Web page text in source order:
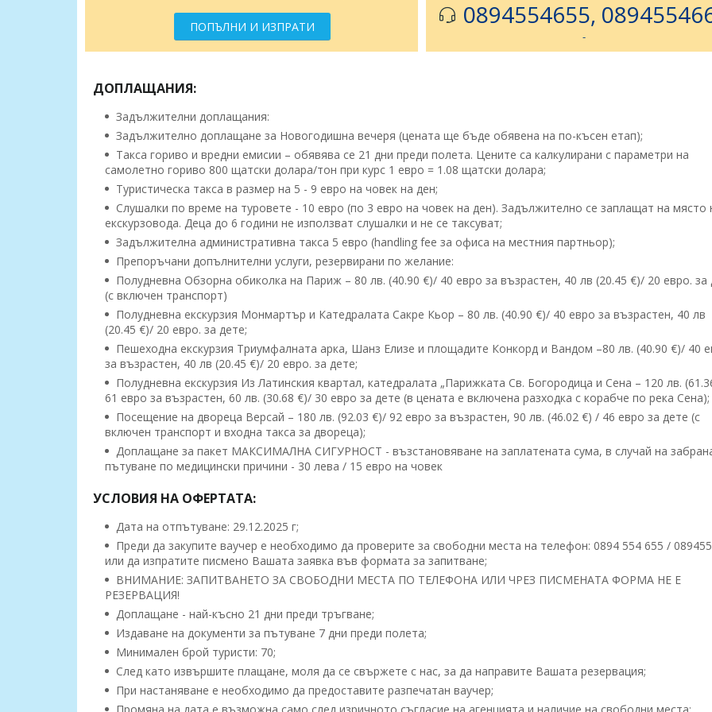
ПОПЪЛНИ И ИЗПРАТИ 0894554655,
-
ДОПЛАЩАНИЯ:
Задължителни доплащания:
Задължително доплащане за Новогодишна вечеря (цената ще бъде обявена на по-късен етап);
Такса гориво и вредни емисии – обявява се 21 дни преди полета. Цените са калкулирани с параметри на
самолетно гориво 800 щатски долара/тон при курс 1 евро = 1.08 щатски долара;
Туристическа такса в размер на 5 - 9 евро на човек на ден;
Слушалки по време на туровете - 10 евро (по 3 евро на човек на ден). Задължително се заплащат на място
екскурзовода. Деца до 6 години не използват слушалки и не се таксуват;
Задължителна административна такса 5 евро (handling fee за офиса на местния партньор);
Препоръчани допълнителни услуги, резервирани по желание:
Полудневна Обзорна обиколка на Париж – 80 лв. (40.90 €)/ 40 евро за възрастен, 40 лв (20.45 €)/ 20 евро. за
(с включен транспорт)
Полудневна екскурзия Монмартър и Катедралата Сакре Кьор – 80 лв. (40.90 €)/ 40 евро за възрастен, 40 лв
(20.45 €)/ 20 евро. за дете;
Пешеходна екскурзия Триумфалната арка, Шанз Елизе и площадите Конкорд и Вандом –80 лв. (40.90 €)/ 40
за възрастен, 40 лв (20.45 €)/ 20 евро. за дете;
Полудневна екскурзия Из Латинския квартал, катедралата „Парижката Св. Богородица и Сена – 120 лв.
61 евро за възрастен, 60 лв. (30.68 €)/ 30 евро за дете (в цената е включена разходка с корабче по река Сена);
Посещение на двореца Версай – 180 лв. (92.03 €)/ 92 евро за възрастен, 90 лв. (46.02 €) / 46 евро за дете (с
включен транспорт и входна такса за двореца);
Доплащане за пакет МАКСИМАЛНА СИГУРНОСТ - възстановяване на заплатената сума, в случай на
пътуване по медицински причини - 30 лева / 15 евро на човек
УСЛОВИЯ НА ОФЕРТАТА:
Дата на отпътуване: 29.12.2025 г;
Преди да закупите ваучер е необходимо да проверите за свободни места на телефон: 0894 554 655 /
или да изпратите писмено Вашата заявка във формата за запитване;
ВНИМАНИЕ: ЗАПИТВАНЕТО ЗА СВОБОДНИ МЕСТА ПО ТЕЛЕФОНА ИЛИ ЧРЕЗ ПИСМЕНАТА ФОРМА НЕ Е
РЕЗЕРВАЦИЯ!
Доплащане - най-късно 21 дни преди тръгване;
Издаване на документи за пътуване 7 дни преди полета;
Минимален брой туристи: 70;
След като извършите плащане, моля да се свържете с нас, за да направите Вашата резервация;
При настаняване е необходимо да предоставите разпечатан ваучер;